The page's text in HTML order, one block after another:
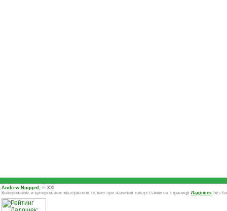
Andrew Nugged , © XXI
Копирование и цитирование материалов только при наличии гиперссылки на страницу Ладошек без